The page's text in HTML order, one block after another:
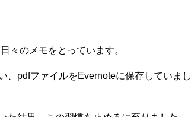
々のメモをとっています。
、pdfファイルをEvernoteに保存していまし